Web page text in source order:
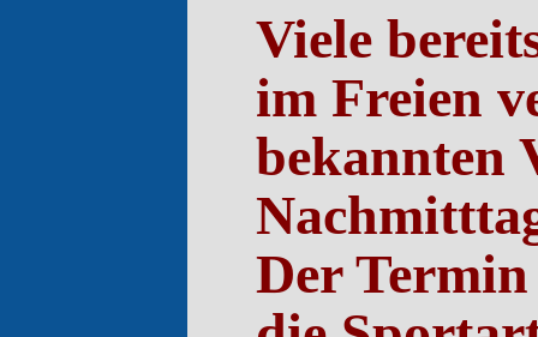
Viele
im Freien
bekannten
Der